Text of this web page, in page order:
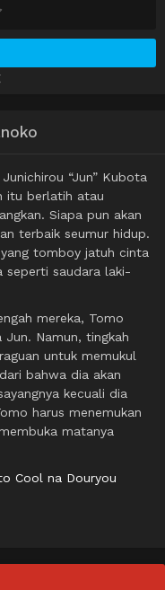
“Jun” Kubota
itu berlatih atau
Siapa pun akan
terbaik seumur hidup.
tomboy jatuh cinta
seperti saudara laki-
mereka, Tomo
Jun. Namun, tingkah
untuk memukul
bahwa dia akan
kecuali dia
harus menemukan
matanya
Cool na Douryou